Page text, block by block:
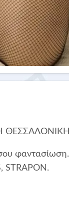
φαντασίωση.